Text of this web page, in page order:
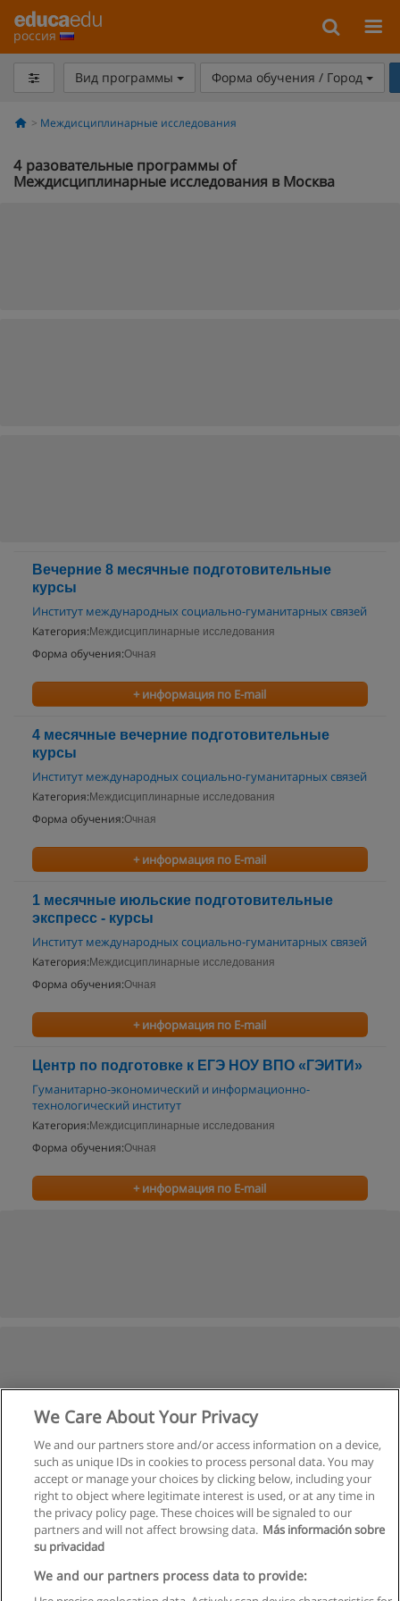
россия
Вид программы Форма обучения / Город
Междисциплинарные исследования
4 разовательные программы of
Междисциплинарные исследования в Москва
Вечерние 8 месячные подготовительные
курсы
Институт международных социально-гуманитарных связей
Категория: Междисциплинарные исследования
Форма обучения:Очная
+ информация по E-mail
4 месячные вечерние подготовительные
курсы
Институт международных социально-гуманитарных связей
Категория: Междисциплинарные исследования
Форма обучения:Очная
+ информация по E-mail
1 месячные июльские подготовительные
экспресс - курсы
Институт международных социально-гуманитарных связей
Категория: Междисциплинарные исследования
Форма обучения:Очная
+ информация по E-mail
Центр по подготовке к ЕГЭ НОУ ВПО «ГЭИТИ»
Гуманитарно-экономический и информационно-
технологический институт
Категория: Междисциплинарные исследования
Форма обучения:Очная
+ информация по E-mail
We Care About Your Privacy
We and our partners store and/or access information on a device,
such as unique IDs in cookies to process personal data. You may
accept or manage your choices by clicking below, including your
right to object where legitimate interest is used, or at any time in
the privacy policy page. These choices will be signaled to our
partners and will not affect browsing data. Más información sobre
su privacidad
We and our partners process data to provide: